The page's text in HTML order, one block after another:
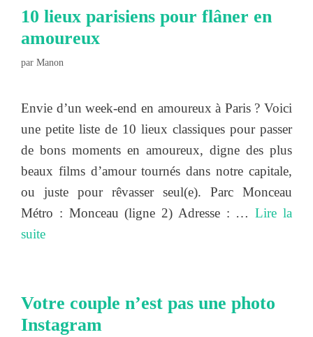
10 lieux parisiens pour flâner en
amoureux
par Manon
Envie d’un week-end en amoureux à Paris ? Voici
une petite liste de 10 lieux classiques pour passer
de bons moments en amoureux, digne des plus
beaux films d’amour tournés dans notre capitale,
ou juste pour rêvasser seul(e). Parc Monceau
Métro : Monceau (ligne 2) Adresse : …Lire la
suite
Votre couple n’est pas une photo
Instagram